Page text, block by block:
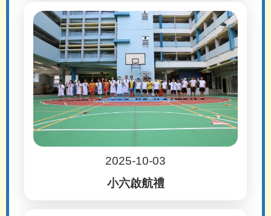
2025-10-03
小六啟航禮